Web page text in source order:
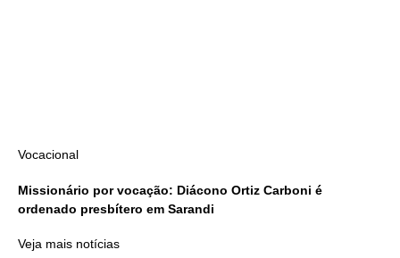
Vocacional
Missionário por vocação: Diácono Ortiz Carboni é
ordenado presbítero em Sarandi
Veja mais notícias